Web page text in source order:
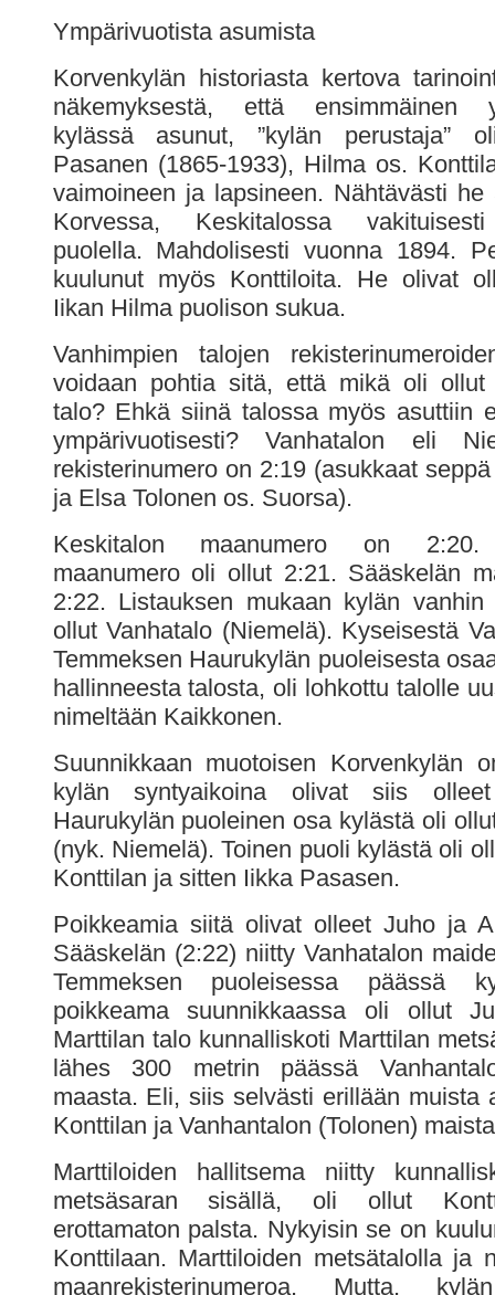
Ympärivuotista asumista
Korvenkylän historiasta kertova
näkemyksestä, että ensimmäinen
kylässä asunut, ”kylän perustaja”
Pasanen (1865-1933), Hilma os.
vaimoineen ja lapsineen. Nähtävästi he
Korvessa, Keskitalossa
puolella. Mahdolisesti vuonna 1894.
kuulunut myös Konttiloita. He olivat
Iikan Hilma puolison sukua.
Vanhimpien talojen
voidaan pohtia sitä, että mikä oli ollut
talo? Ehkä siinä talossa myös asuttiin
ympärivuotisesti? Vanhatalon eli
rekisterinumero on 2:19 (asukkaat
ja Elsa Tolonen os. Suorsa).
Keskitalon maanumero on 2:20.
maanumero oli ollut 2:21. Sääskelän
2:22. Listauksen mukaan kylän
ollut Vanhatalo (Niemelä). Kyseisestä
Temmeksen Haurukylän puoleisesta
hallinneesta talosta, oli lohkottu talolle
nimeltään Kaikkonen.
Suunnikkaan muotoisen Korvenkylän
kylän syntyaikoina olivat siis
Haurukylän puoleinen osa kylästä oli
(nyk. Niemelä). Toinen puoli kylästä oli
Konttilan ja sitten Iikka Pasasen.
Poikkeamia siitä olivat olleet Juho ja
Sääskelän (2:22) niitty Vanhatalon
Temmeksen puoleisessa päässä
poikkeama suunnikkaassa oli ollut
Marttilan talo kunnalliskoti Marttilan
lähes 300 metrin päässä
maasta. Eli, siis selvästi erillään muista
Konttilan ja Vanhantalon (Tolonen)
Marttiloiden hallitsema niitty
metsäsaran sisällä, oli ollut
erottamaton palsta. Nykyisin se on
Konttilaan. Marttiloiden metsätalolla ja
maanrekisterinumeroa. Mutta,